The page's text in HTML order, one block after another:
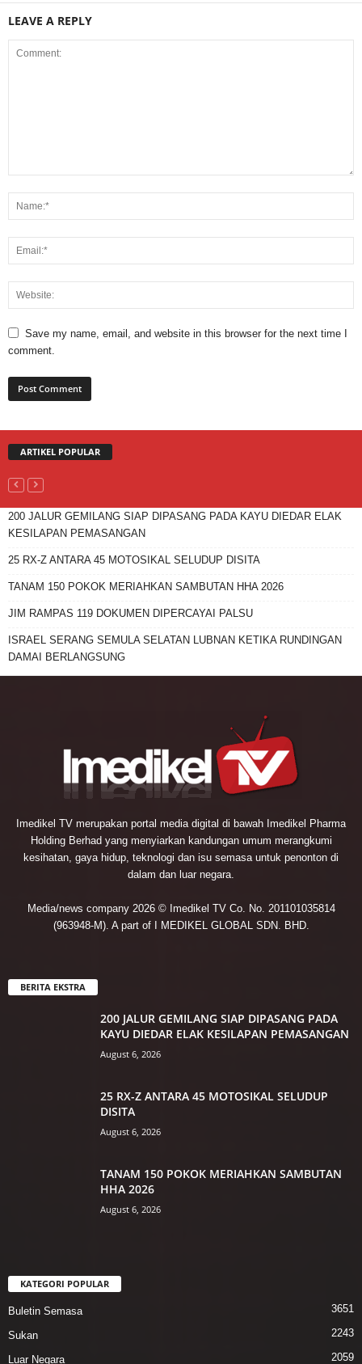
LEAVE A REPLY
Save my name, email, and website in this browser for the next time I
comment.
ARTIKEL POPULAR
200 JALUR GEMILANG SIAP DIPASANG PADA KAYU DIEDAR ELAK
KESILAPAN PEMASANGAN
25 RX-Z ANTARA 45 MOTOSIKAL SELUDUP DISITA
TANAM 150 POKOK MERIAHKAN SAMBUTAN HHA 2026
JIM RAMPAS 119 DOKUMEN DIPERCAYAI PALSU
ISRAEL SERANG SEMULA SELATAN LUBNAN KETIKA RUNDINGAN
DAMAI BERLANGSUNG
Imedikel TV merupakan portal media digital di bawah Imedikel Pharma
Holding Berhad yang menyiarkan kandungan umum merangkumi
kesihatan, gaya hidup, teknologi dan isu semasa untuk penonton di
dalam dan luar negara.
Media/news company 2026 © Imedikel TV Co. No. 201101035814
(963948-M). A part of I MEDIKEL GLOBAL SDN. BHD.
BERITA EKSTRA
200 JALUR GEMILANG SIAP DIPASANG PADA
KAYU DIEDAR ELAK KESILAPAN PEMASANGAN
August 6, 2026
25 RX-Z ANTARA 45 MOTOSIKAL SELUDUP
DISITA
August 6, 2026
TANAM 150 POKOK MERIAHKAN SAMBUTAN
HHA 2026
August 6, 2026
KATEGORI POPULAR
Buletin Semasa 3651
Sukan 2243
Luar Negara 2059